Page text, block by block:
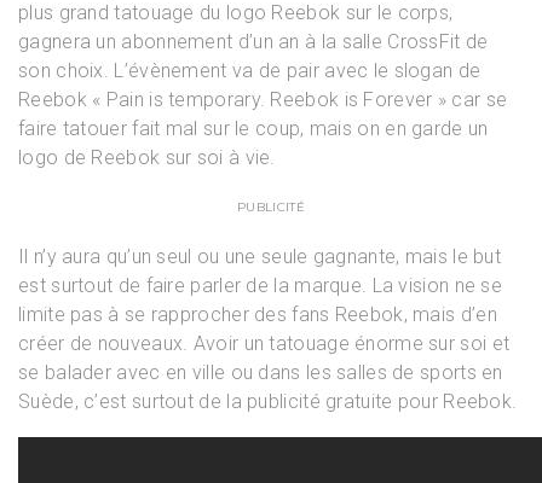
plus grand tatouage du logo Reebok sur le corps,
gagnera un abonnement d’un an à la salle CrossFit de
son choix. L’évènement va de pair avec le slogan de
Reebok « Pain is temporary. Reebok is Forever » car se
faire tatouer fait mal sur le coup, mais on en garde un
logo de Reebok sur soi à vie.
PUBLICITÉ
Il n’y aura qu’un seul ou une seule gagnante, mais le but
est surtout de faire parler de la marque. La vision ne se
limite pas à se rapprocher des fans Reebok, mais d’en
créer de nouveaux. Avoir un tatouage énorme sur soi et
se balader avec en ville ou dans les salles de sports en
Suède, c’est surtout de la publicité gratuite pour Reebok.